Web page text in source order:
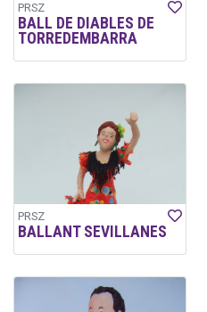
PRSZ
BALL DE DIABLES DE
TORREDEMBARRA
PRSZ
BALLANT SEVILLANES